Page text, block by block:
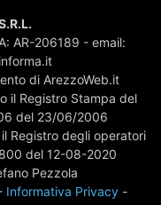
AR-206189 - email:
di ArezzoWeb.it
il Registro Stampa del
del 23/06/2006
Registro degli operatori
del 12-08-2020
Pezzola
Informativa Privacy-